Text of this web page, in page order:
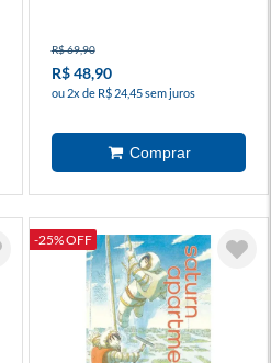
R$ 69,90
R$ 48,90
ou 2x de R$ 24,45 sem juros
-25% OFF